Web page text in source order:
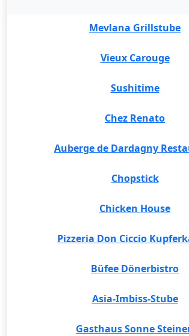
Mevlana Grillstube
Vieux Carouge
Sushitime
Chez Renato
Auberge de Dardagny
Chopstick
Chicken House
Pizzeria Don Ciccio
Büfee Dönerbistro
Asia-Imbiss-Stube
Gasthaus Sonne